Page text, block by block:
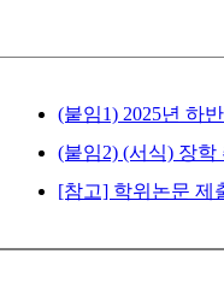
(붙임1) 2025년 하
(붙임2) (서식) 장학
[참고] 학위논문 제